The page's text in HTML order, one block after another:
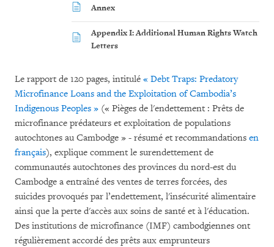
Annex
Appendix I: Additional Human Rights Watch
Letters
Le rapport de 120 pages, intitulé « Debt Traps: Predatory
Microfinance Loans and the Exploitation of Cambodia’s
Indigenous Peoples » (« Pièges de l'endettement : Prêts de
microfinance prédateurs et exploitation de populations
autochtones au Cambodge » - résumé et recommandations en
français), explique comment le surendettement de
communautés autochtones des provinces du nord-est du
Cambodge a entraîné des ventes de terres forcées, des
suicides provoqués par l’endettement, l'insécurité alimentaire
ainsi que la perte d'accès aux soins de santé et à l'éducation.
Des institutions de microfinance (IMF) cambodgiennes ont
régulièrement accordé des prêts aux emprunteurs